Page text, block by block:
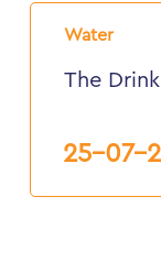
Water
The
Drinking
The
25-07-